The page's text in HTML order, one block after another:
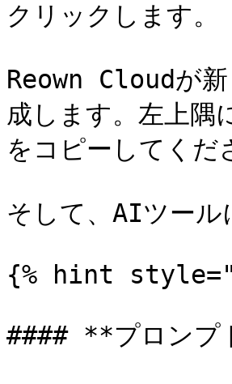
クリックします。
Reown Cloudが
成します。左上隅
をコピーしてくだ
そして、AIツール
{% hint
#### **プロンプ